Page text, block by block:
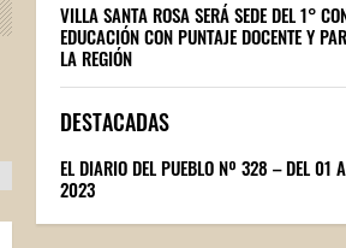
VILLA SANTA ROSA SERÁ SEDE DEL 1°
EDUCACIÓN CON PUNTAJE DOCENTE Y
LA REGIÓN
DESTACADAS
EL DIARIO DEL PUEBLO Nº 328 – DEL 01
2023